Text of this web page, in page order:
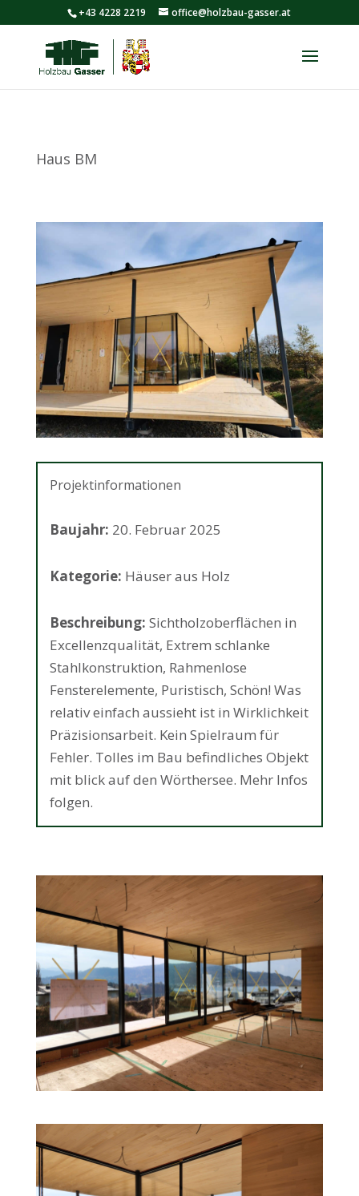
+43 4228 2219 office@holzbau-gasser.at
Haus BM
Projektinformationen
Baujahr: 20. Februar 2025
Kategorie: Häuser aus Holz
Beschreibung: Sichtholzoberflächen in
Excellenzqualität, Extrem schlanke
Stahlkonstruktion, Rahmenlose
Fensterelemente, Puristisch, Schön! Was
relativ einfach aussieht ist in Wirklichkeit
Präzisionsarbeit. Kein Spielraum für
Fehler. Tolles im Bau befindliches Objekt
mit blick auf den Wörthersee. Mehr Infos
folgen.